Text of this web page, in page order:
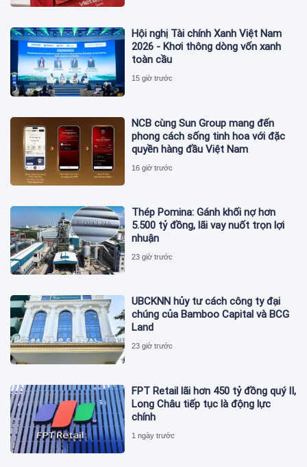
Hội nghị Tài chính Xanh Việt Nam
2026 - Khơi thông dòng vốn xanh
toàn cầu
15 giờ trước
NCB cùng Sun Group mang đến
phong cách sống tinh hoa với đặc
quyền hàng đầu Việt Nam
16 giờ trước
Thép Pomina: Gánh khối nợ hơn
5.500 tỷ đồng, lãi vay nuốt trọn lợi
nhuận
23 giờ trước
UBCKNN hủy tư cách công ty đại
chúng của Bamboo Capital và BCG
Land
23 giờ trước
FPT Retail lãi hơn 450 tỷ đồng quý II,
Long Châu tiếp tục là động lực
chính
1 ngày trước